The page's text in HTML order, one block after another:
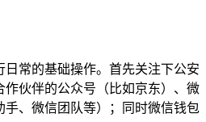
常的基础操作。首先关注下公安
伙伴的公众号（比如京东）、微
、微信团队等）；同时微信钱包